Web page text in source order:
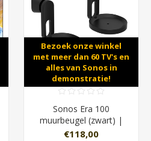
Bezoek onze winkel
met meer dan 60 TV's en
alles van Sonos in
demonstratie!
Sonos Era 100
muurbeugel (zwart) |
Duopack
€118,00